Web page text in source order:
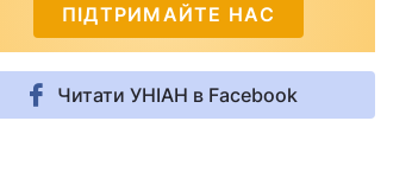
ПІДТРИМАЙТЕ НАС
Читати УНІАН в Facebook